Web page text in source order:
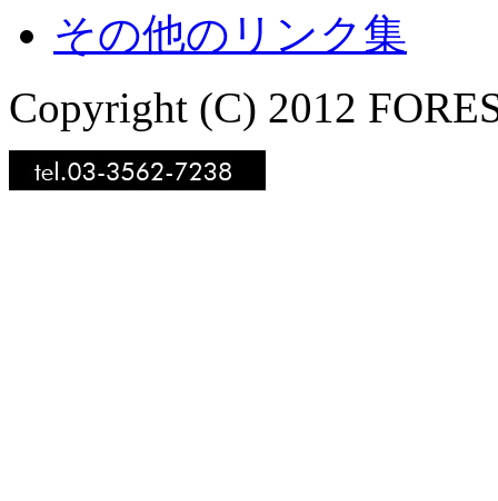
その他のリンク集
Copyright (C) 2012